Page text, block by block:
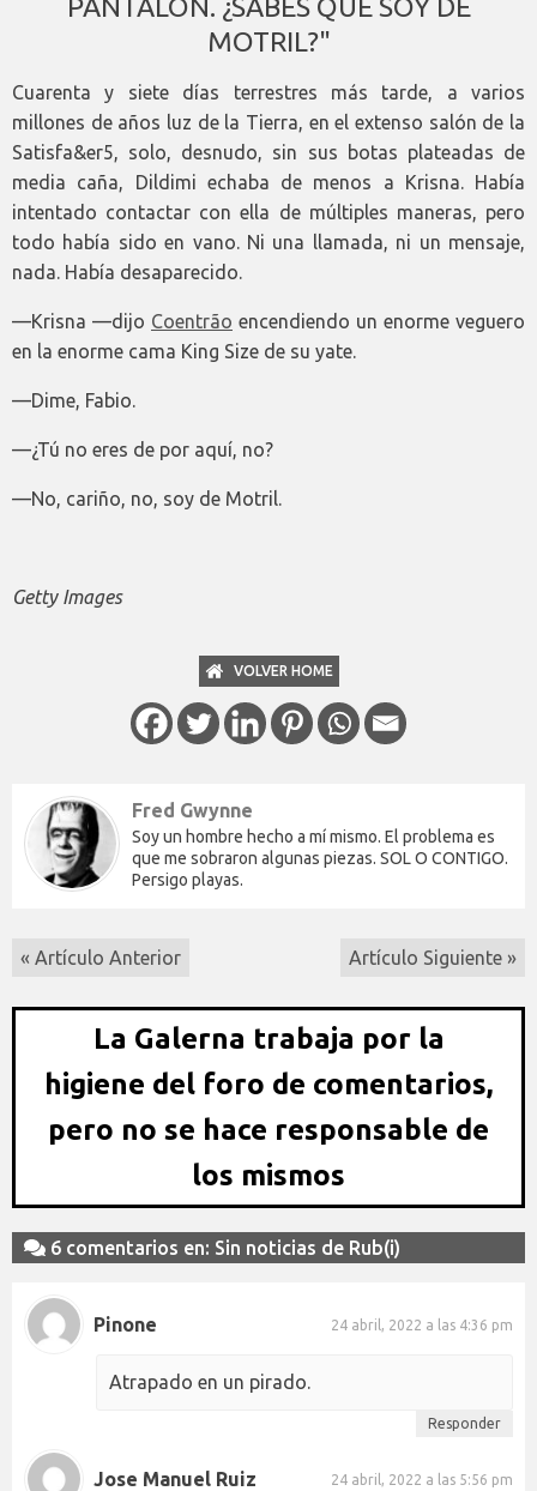
PANTALÓN. ¿SABES QUE SOY DE
MOTRIL?"
Cuarenta y siete días terrestres más tarde, a varios
millones de años luz de la Tierra, en el extenso salón de la
Satisfa&er5, solo, desnudo, sin sus botas plateadas de
media caña, Dildimi echaba de menos a Krisna. Había
intentado contactar con ella de múltiples maneras, pero
todo había sido en vano. Ni una llamada, ni un mensaje,
nada. Había desaparecido.
—Krisna —dijo Coentrão encendiendo un enorme veguero
en la enorme cama King Size de su yate.
—Dime, Fabio.
—¿Tú no eres de por aquí, no?
—No, cariño, no, soy de Motril.
Getty Images
VOLVER HOME
Fred Gwynne
Soy un hombre hecho a mí mismo. El problema es
que me sobraron algunas piezas. SOL O CONTIGO.
Persigo playas.
« Artículo Anterior Artículo Siguiente »
La Galerna trabaja por la
higiene del foro de comentarios,
pero no se hace responsable de
los mismos
6 comentarios en: Sin noticias de Rub(i)
Pinone 24 abril, 2022 a las 4:36 pm
Atrapado en un pirado.
Responder
Jose Manuel Ruiz 24 abril, 2022 a las 5:56 pm